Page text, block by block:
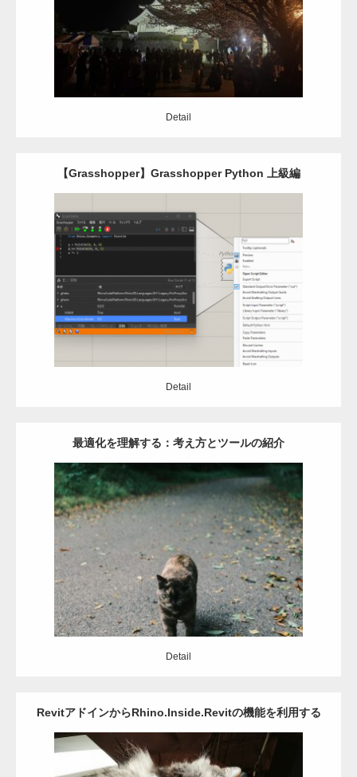
Detail
【Grasshopper】Grasshopper Python 上級編
C# python
Detail
Detail
最適化を理解する：考え方とツールの紹介
Category: Grasshopper 最適化
Detail
RevitアドインからRhino.Inside.Revitの機能を利用する